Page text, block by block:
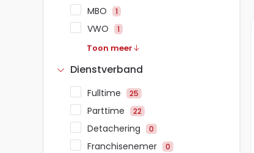
MBO 1
VWO 1
Toon meer
Dienstverband
Fulltime 25
Parttime 22
Detachering 0
Franchisenemer 0